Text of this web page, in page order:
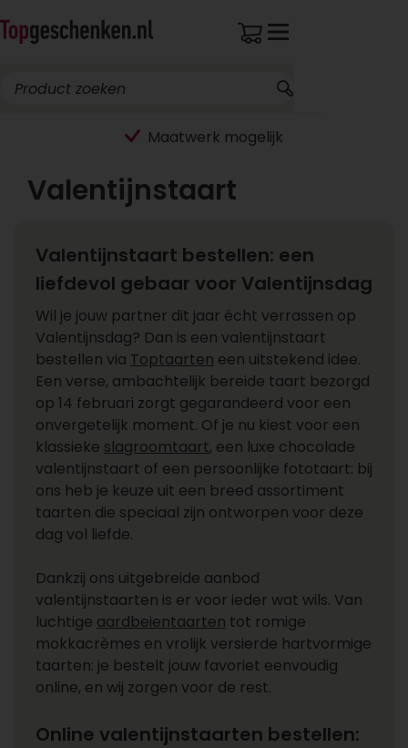
Maatwerk mogelijk
Valentijnstaart
Valentijnstaart bestellen: een
liefdevol gebaar voor Valentijnsdag
Wil je jouw partner dit jaar écht verrassen op
Valentijnsdag? Dan is een valentijnstaart
bestellen via Toptaarten een uitstekend idee.
Een verse, ambachtelijk bereide taart bezorgd
op 14 februari zorgt gegarandeerd voor een
onvergetelijk moment. Of je nu kiest voor een
klassieke slagroomtaart, een luxe chocolade
valentijnstaart of een persoonlijke fototaart: bij
ons heb je keuze uit een breed assortiment
taarten die speciaal zijn ontworpen voor deze
dag vol liefde.
Dankzij ons uitgebreide aanbod
valentijnstaarten is er voor ieder wat wils. Van
luchtige aardbeientaarten tot romige
mokkacrèmes en vrolijk versierde hartvormige
taarten: je bestelt jouw favoriet eenvoudig
online, en wij zorgen voor de rest.
Online valentijnstaarten bestellen: